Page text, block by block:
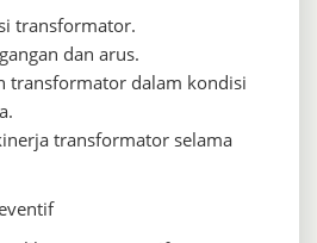
transformator.
dan arus.
transformator dalam kondisi
transformator selama